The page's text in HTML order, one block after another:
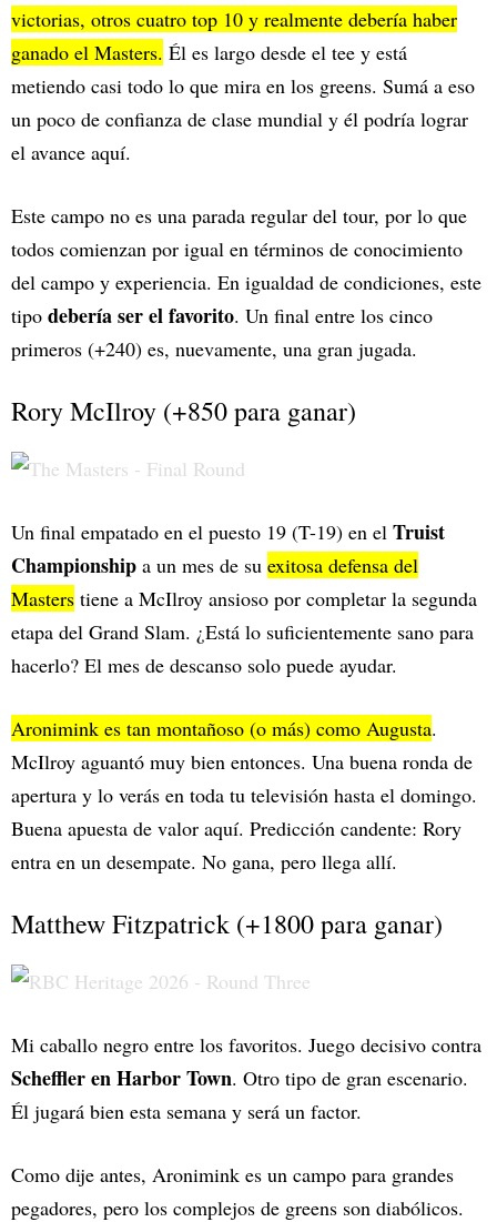
victorias, otros cuatro top 10 y realmente debería haber
ganado el Masters. Él es largo desde el tee y está
metiendo casi todo lo que mira en los greens. Sumá a eso
un poco de confianza de clase mundial y él podría lograr
el avance aquí.
Este campo no es una parada regular del tour, por lo que
todos comienzan por igual en términos de conocimiento
del campo y experiencia. En igualdad de condiciones, este
tipo debería ser el favorito. Un final entre los cinco
primeros (+240) es, nuevamente, una gran jugada.
Rory McIlroy (+850 para ganar)
Un final empatado en el puesto 19 (T-19) en el Truist
Championship a un mes de su exitosa defensa del
Masters tiene a McIlroy ansioso por completar la segunda
etapa del Grand Slam. ¿Está lo suficientemente sano para
hacerlo? El mes de descanso solo puede ayudar.
Aronimink es tan montañoso (o más) como Augusta.
McIlroy aguantó muy bien entonces. Una buena ronda de
apertura y lo verás en toda tu televisión hasta el domingo.
Buena apuesta de valor aquí. Predicción candente: Rory
entra en un desempate. No gana, pero llega allí.
Matthew Fitzpatrick (+1800 para ganar)
Mi caballo negro entre los favoritos. Juego decisivo contra
Scheffler en Harbor Town. Otro tipo de gran escenario.
Él jugará bien esta semana y será un factor.
Como dije antes, Aronimink es un campo para grandes
pegadores, pero los complejos de greens son diabólicos.